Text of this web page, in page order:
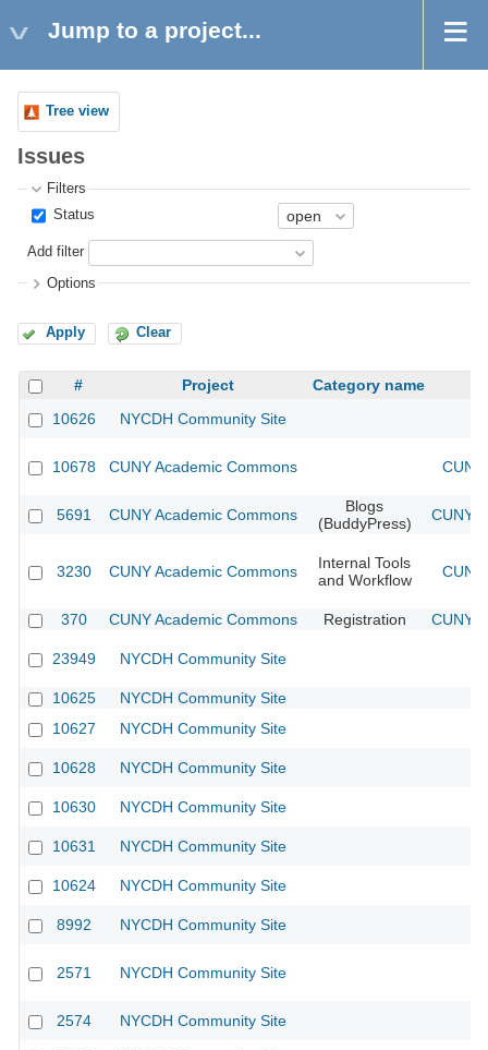
Jump to a project...
Tree view
Issues
Filters
Status
Add filter
Options
Apply Clear
# Project
Category name
10626
NYCDH Community Site
10678 CUNY Academic Commons
5691 CUNY Academic Commons
Blogs
(BuddyPress)
CUNY
3230 CUNY Academic Commons
Internal Tools
and Workflow
370 CUNY Academic Commons Registration CUNY
23949 NYCDH Community Site
10625
NYCDH Community Site
10627
NYCDH Community Site
10628 NYCDH Community Site
10630 NYCDH Community Site
10631 NYCDH Community Site
10624 NYCDH Community Site
8992 NYCDH Community Site
2571 NYCDH Community Site
2574 NYCDH Community Site